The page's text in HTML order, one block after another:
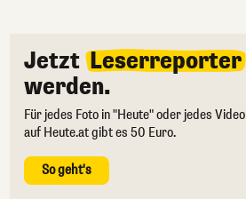
Jetzt Leserreporter
werden.
Für jedes Foto in "Heute" oder jedes Video
auf Heute.at gibt es 50 Euro.
So geht's